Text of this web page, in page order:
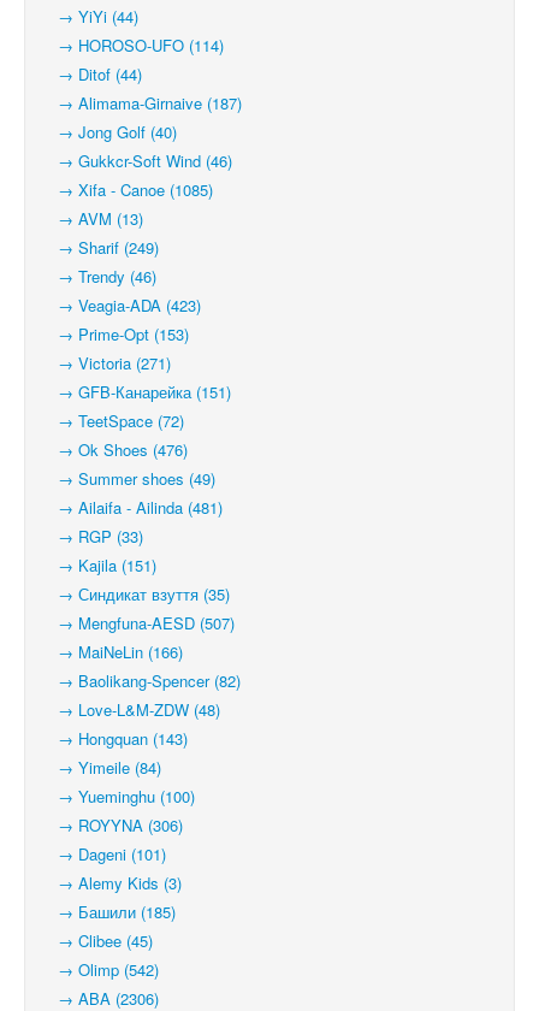
→ YiYi (44)
→ HOROSO-UFO (114)
→ Ditof (44)
→ Alimama-Girnaive (187)
→ Jong Golf (40)
→ Gukkcr-Soft Wind (46)
→ Xifa - Canoe (1085)
→ AVM (13)
→ Sharif (249)
→ Trendy (46)
→ Veagia-ADA (423)
→ Prime-Opt (153)
→ Victoria (271)
→ GFB-Канарейка (151)
→ TeetSpace (72)
→ Ok Shoes (476)
→ Summer shoes (49)
→ Ailaifa - Ailinda (481)
→ RGP (33)
→ Kajila (151)
→ Синдикат взуття (35)
→ Mengfuna-AESD (507)
→ MaiNeLin (166)
→ Baolikang-Spencer (82)
→ Love-L&M-ZDW (48)
→ Hongquan (143)
→ Yimeile (84)
→ Yueminghu (100)
→ ROYYNA (306)
→ Dageni (101)
→ Alemy Kids (3)
→ Башили (185)
→ Clibee (45)
→ Olimp (542)
→ ABA (2306)